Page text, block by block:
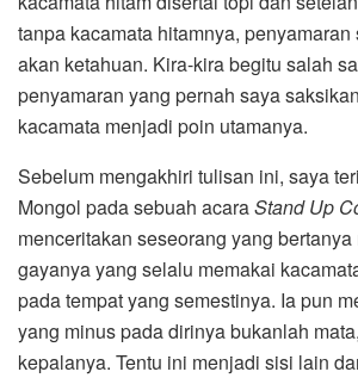
tanpa kacamata hitamnya, penyamaran
akan ketahuan. Kira-kira begitu salah
penyamaran yang pernah saya
kacamata menjadi poin utamanya.
Sebelum mengakhiri tulisan ini, saya
Mongol pada sebuah acaraStand Up
menceritakan seseorang yang
gayanya yang selalu memakai
pada tempat yang semestinya. Ia pun
yang minus pada dirinya bukanlah
kepalanya. Tentu ini menjadi sisi lain